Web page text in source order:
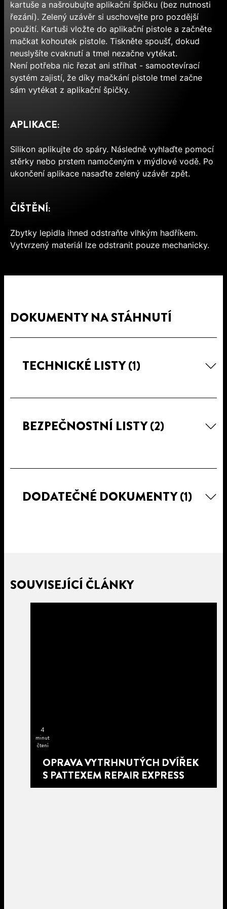
kartuše a našroubujte aplikační špičku (bez nutnosti
řezání). Zelený uzávěr si uschovejte pro pozdější
použití. Kartuši vložte do aplikační pistole a začněte
mačkat kohoutek pistole. Tiskněte spoušť, dokud
neuslyšíte cvaknutí a tmel nezačne vytékat.
Není potřeba nic řezat ani stříhat - samootevírací
systém zajistí, že díky mačkání pistole tmel začne
sám vytékat z aplikační špičky.
APLIKACE:
Silikon aplikujte do spáry. Následně vyhlaďte pomocí
stěrky nebo prstem namočeným v mýdlové vodě. Po
ukončení aplikace nasaďte zelený uzávěr zpět.
ČIŠTĚNÍ:
Zbytky lepidla ihned odstraňte vlhkým hadříkem.
Vytvrzený materiál lze odstranit pouze mechanicky.
DOKUMENTY NA STÁHNUTÍ
TECHNICKÉ LISTY(1)
BEZPEČNOSTNÍ LISTY(2)
DODATEČNÉ DOKUMENTY(1)
SOUVISEJÍCÍ ČLÁNKY
4
minut
čtení
OPRAVA VYTRHNUTÝCH DVÍŘEK
S PATTEXEM REPAIR EXPRESS